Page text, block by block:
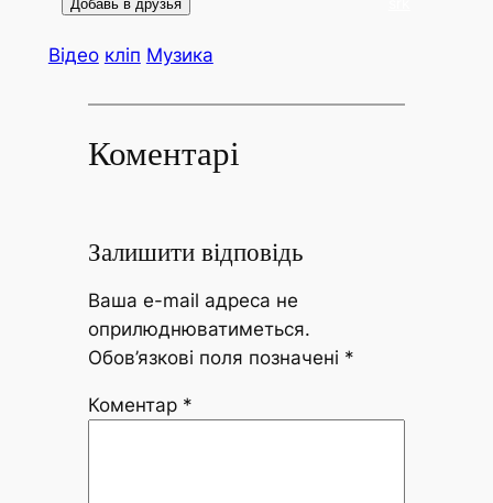
Відео кліп Музика
Коментарі
Залишити відповідь
Ваша e-mail адреса не
оприлюднюватиметься.
Обов’язкові поля позначені *
Коментар *